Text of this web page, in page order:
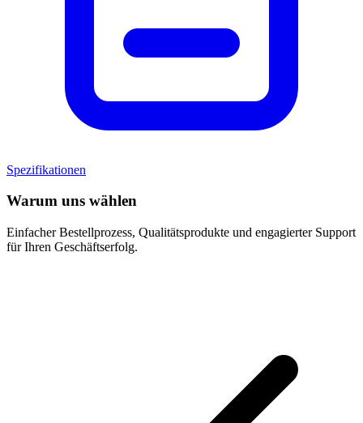
Spezifikationen
Warum uns wählen
Einfacher Bestellprozess, Qualitätsprodukte und engagierter Support
für Ihren Geschäftserfolg.